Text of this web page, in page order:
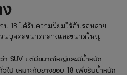
ง
ได้รับความนิยมใช้กับรถหลาย
นบุคคลขนาดกลางและขนาดใหญ่
า SUV แต่มีขนาดใหญ่และมีน้ำหนัก
วไป เหมาะกับยางขอบ 18 เพื่อรับน้ำหนัก